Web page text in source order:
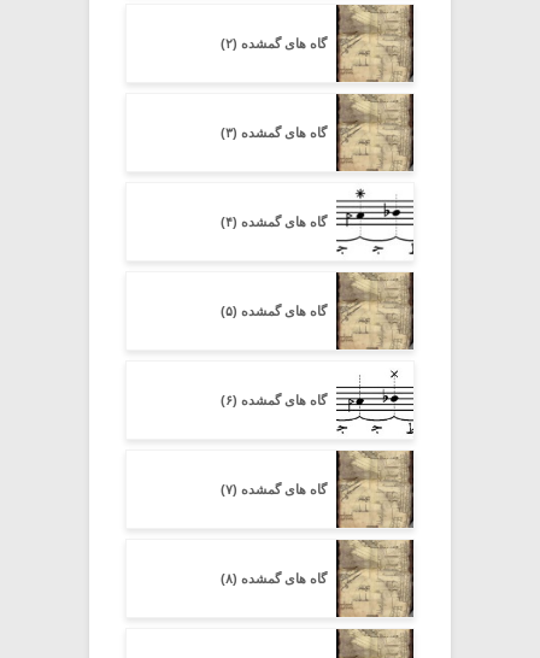
گاه های گمشده (۲)
گاه های گمشده (۳)
گاه های گمشده (۴)
گاه های گمشده (۵)
گاه های گمشده (۶)
گاه های گمشده (۷)
گاه های گمشده (۸)